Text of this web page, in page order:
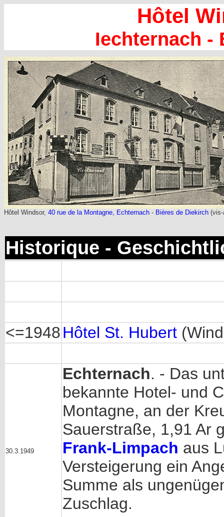
Hôtel
Iechternach -
Hôtel Windsor, 40 rue de la Montagne, Echternach - Bières de Diekirch
Historique -
<=1948Hôtel St. Hubert
30.3.1949
Echternach. - Das
bekannte Hotel- und
Montagne, an der
Sauerstraße, 1,91 Ar
Frank-Limpach aus
Versteigerung ein
Summe als
Zuschlag.